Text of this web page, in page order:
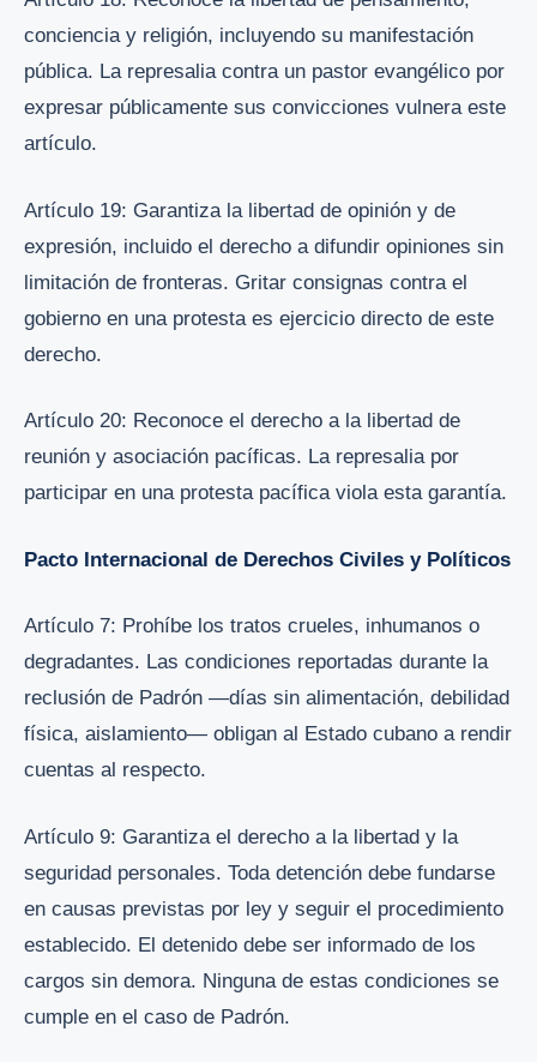
conciencia y religión, incluyendo su manifestación
pública. La represalia contra un pastor evangélico por
expresar públicamente sus convicciones vulnera este
artículo.
Artículo 19: Garantiza la libertad de opinión y de
expresión, incluido el derecho a difundir opiniones sin
limitación de fronteras. Gritar consignas contra el
gobierno en una protesta es ejercicio directo de este
derecho.
Artículo 20: Reconoce el derecho a la libertad de
reunión y asociación pacíficas. La represalia por
participar en una protesta pacífica viola esta garantía.
Pacto Internacional de Derechos Civiles y Políticos
Artículo 7: Prohíbe los tratos crueles, inhumanos o
degradantes. Las condiciones reportadas durante la
reclusión de Padrón —días sin alimentación, debilidad
física, aislamiento— obligan al Estado cubano a rendir
cuentas al respecto.
Artículo 9: Garantiza el derecho a la libertad y la
seguridad personales. Toda detención debe fundarse
en causas previstas por ley y seguir el procedimiento
establecido. El detenido debe ser informado de los
cargos sin demora. Ninguna de estas condiciones se
cumple en el caso de Padrón.